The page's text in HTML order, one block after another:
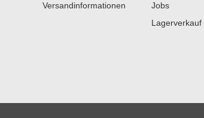
Versandinformationen
Jobs
Lagerverkauf